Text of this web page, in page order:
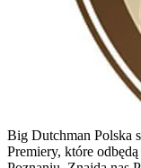
Big Dutchman Polska
Premiery, które